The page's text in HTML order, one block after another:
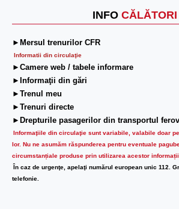
INFO CĂLĂTORI
►Mersul trenurilor CFR
Informatii din circulaţie
►Camere web / tabele informare
►Informaţii din gări
►Trenul meu
►Trenuri directe
►Drepturile pasagerilor din transportul
Informaţiile din circulaţie sunt variabile, valabile doar
lor. Nu ne asumăm răspunderea pentru eventuale
circumstanțiale produse prin utilizarea acestor
În caz de urgenţe, apelaţi numărul european unic 112.
telefonie.